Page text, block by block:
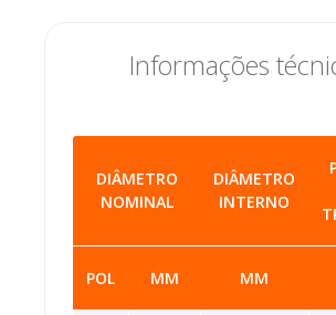
Informações
DIÂMETRO
NOMINAL
DIÂMETRO
INTERNO
POL MM MM